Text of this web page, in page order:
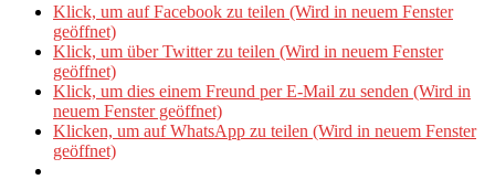
Klick, um auf Facebook zu teilen (Wird in neuem Fenster
geöffnet)
Klick, um über Twitter zu teilen (Wird in neuem Fenster
geöffnet)
Klick, um dies einem Freund per E-Mail zu senden (Wird in
neuem Fenster geöffnet)
Klicken, um auf WhatsApp zu teilen (Wird in neuem Fenster
geöffnet)